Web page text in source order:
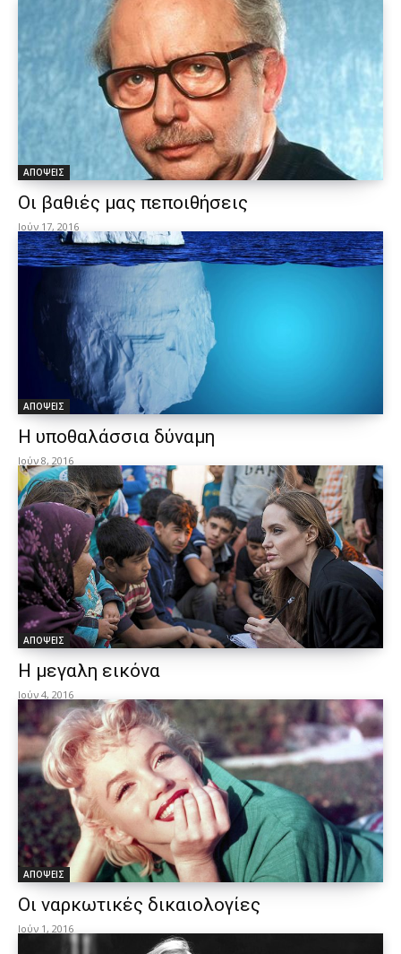
ΑΠΟΨΕΙΣ
Οι βαθιές μας πεποιθήσεις
Ιούν 17, 2016
ΑΠΟΨΕΙΣ
Η υποθαλάσσια δύναμη
Ιούν 8, 2016
ΑΠΟΨΕΙΣ
Η μεγαλη εικόνα
Ιούν 4, 2016
ΑΠΟΨΕΙΣ
Οι ναρκωτικές δικαιολογίες
Ιούν 1, 2016